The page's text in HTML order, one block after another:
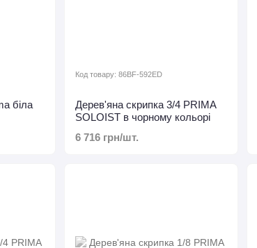
біла
Код товару: 86BF-592ED
Дерев'яна скрипка 3/4 PRIMA
SOLOIST в чорному кольорі
6 716 грн/шт.